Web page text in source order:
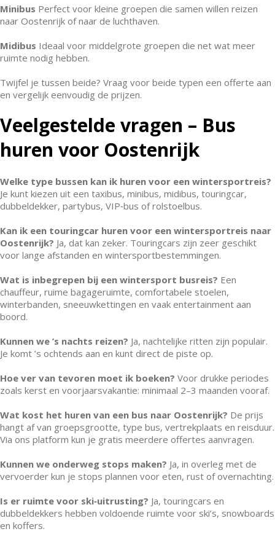
Minibus Perfect voor kleine groepen die samen willen reizen
naar Oostenrijk of naar de luchthaven.
Midibus Ideaal voor middelgrote groepen die net wat meer
ruimte nodig hebben.
Twijfel je tussen beide? Vraag voor beide typen een offerte aan
en vergelijk eenvoudig de prijzen.
Veelgestelde vragen – Bus
huren voor Oostenrijk
Welke type bussen kan ik huren voor een wintersportreis?
Je kunt kiezen uit een taxibus, minibus, midibus, touringcar,
dubbeldekker, partybus, VIP‑bus of rolstoelbus.
Kan ik een touringcar huren voor een wintersportreis naar
Oostenrijk? Ja, dat kan zeker. Touringcars zijn zeer geschikt
voor lange afstanden en wintersportbestemmingen.
Wat is inbegrepen bij een wintersport busreis? Een
chauffeur, ruime bagageruimte, comfortabele stoelen,
winterbanden, sneeuwkettingen en vaak entertainment aan
boord.
Kunnen we ’s nachts reizen? Ja, nachtelijke ritten zijn populair.
Je komt ’s ochtends aan en kunt direct de piste op.
Hoe ver van tevoren moet ik boeken? Voor drukke periodes
zoals kerst en voorjaarsvakantie: minimaal 2–3 maanden vooraf.
Wat kost het huren van een bus naar Oostenrijk? De prijs
hangt af van groepsgrootte, type bus, vertrekplaats en reisduur.
Via ons platform kun je gratis meerdere offertes aanvragen.
Kunnen we onderweg stops maken? Ja, in overleg met de
vervoerder kun je stops plannen voor eten, rust of overnachting.
Is er ruimte voor ski‑uitrusting? Ja, touringcars en
dubbeldekkers hebben voldoende ruimte voor ski’s, snowboards
en koffers.